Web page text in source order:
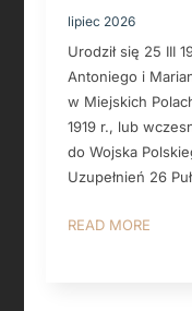
lipiec 2026
Urodził się 25 III
Antoniego i
w Miejskich
1919 r., lub
do Wojska
Uzupełnień 26
READ MORE